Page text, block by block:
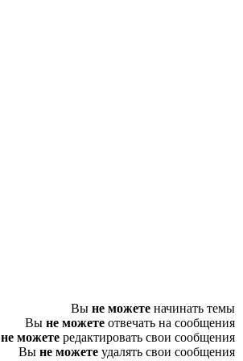
Вы не можете начинать темы
Вы не можете отвечать на сообщения
не можете редактировать свои сообщения
Вы не можете удалять свои сообщения